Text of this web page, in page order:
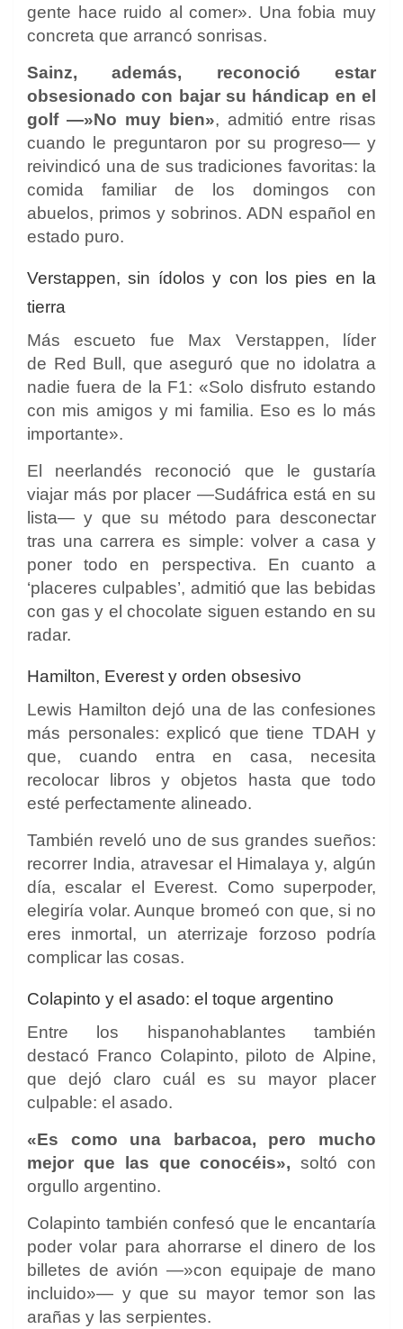
gente hace ruido al comer». Una fobia muy
concreta que arrancó sonrisas.
Sainz, además, reconoció estar
obsesionado con bajar su hándicap en el
golf —»No muy bien», admitió entre risas
cuando le preguntaron por su progreso— y
reivindicó una de sus tradiciones favoritas: la
comida familiar de los domingos con
abuelos, primos y sobrinos. ADN español en
estado puro.
Verstappen, sin ídolos y con los pies en la
tierra
Más escueto fue Max Verstappen, líder
de Red Bull, que aseguró que no idolatra a
nadie fuera de la F1: «Solo disfruto estando
con mis amigos y mi familia. Eso es lo más
importante».
El neerlandés reconoció que le gustaría
viajar más por placer —Sudáfrica está en su
lista— y que su método para desconectar
tras una carrera es simple: volver a casa y
poner todo en perspectiva. En cuanto a
‘placeres culpables’, admitió que las bebidas
con gas y el chocolate siguen estando en su
radar.
Hamilton, Everest y orden obsesivo
Lewis Hamilton dejó una de las confesiones
más personales: explicó que tiene TDAH y
que, cuando entra en casa, necesita
recolocar libros y objetos hasta que todo
esté perfectamente alineado.
También reveló uno de sus grandes sueños:
recorrer India, atravesar el Himalaya y, algún
día, escalar el Everest. Como superpoder,
elegiría volar. Aunque bromeó con que, si no
eres inmortal, un aterrizaje forzoso podría
complicar las cosas.
Colapinto y el asado: el toque argentino
Entre los hispanohablantes también
destacó Franco Colapinto, piloto de Alpine,
que dejó claro cuál es su mayor placer
culpable: el asado.
«Es como una barbacoa, pero mucho
mejor que las que conocéis», soltó con
orgullo argentino.
Colapinto también confesó que le encantaría
poder volar para ahorrarse el dinero de los
billetes de avión —»con equipaje de mano
incluido»— y que su mayor temor son las
arañas y las serpientes.